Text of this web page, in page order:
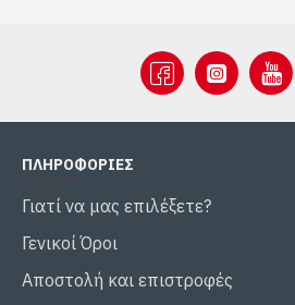
ΠΛΗΡΟΦΟΡΊΕΣ
Γιατί να μας επιλέξετε?
Γενικοί Όροι
Αποστολή και επιστροφές